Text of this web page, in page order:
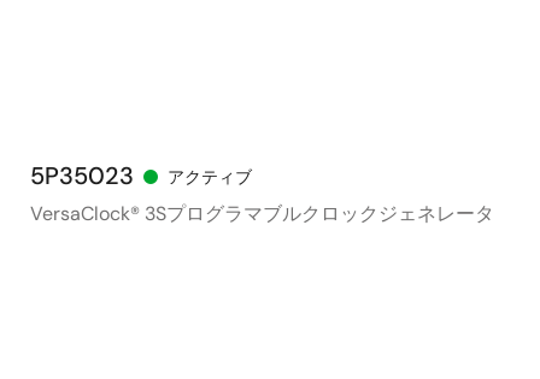
5P35023 アクティブ
VersaClock® 3Sプログラマブルクロックジェネレータ